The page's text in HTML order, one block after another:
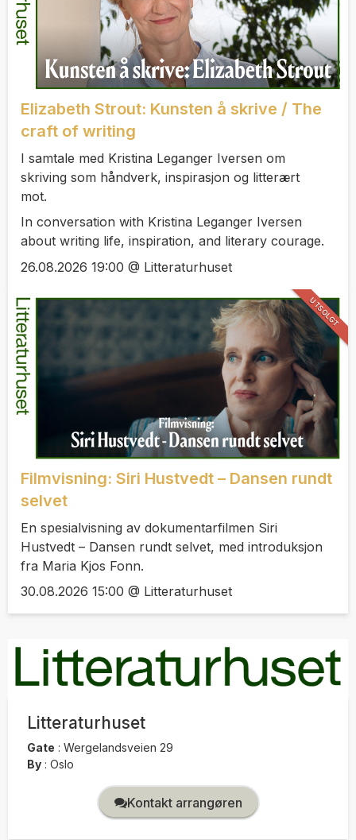
Elizabeth Strout: Kunsten å skrive / The
craft of writing
I samtale med Kristina Leganger Iversen om
skriving som håndverk, inspirasjon og litterært
mot.
In conversation with Kristina Leganger Iversen
about writing life, inspiration, and literary courage.
26.08.2026 19:00 @ Litteraturhuset
Filmvisning: Siri Hustvedt – Dansen rundt
selvet
En spesialvisning av dokumentarfilmen Siri
Hustvedt – Dansen rundt selvet, med introduksjon
fra Maria Kjos Fonn.
30.08.2026 15:00 @ Litteraturhuset
UTSOLGT
Litteraturhuset
Gate : Wergelandsveien 29
By : Oslo
Kontakt arrangøren